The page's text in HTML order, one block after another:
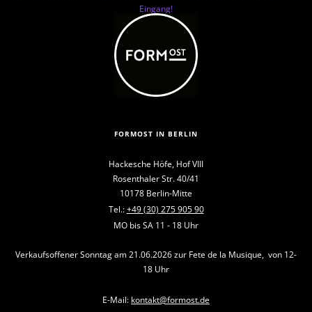
Eingang!
FORMOST IN BERLIN
Hackesche Höfe, Hof VIII
Rosenthaler Str. 40/41
10178 Berlin-Mitte
Tel.:+49 (30) 275 905 90
MO bis SA 11 - 18 Uhr
Verkaufsoffener Sonntag am 21.06.2026 zur Fete de la Musique, von 12-
18 Uhr
E-Mail: kontakt@formost.de